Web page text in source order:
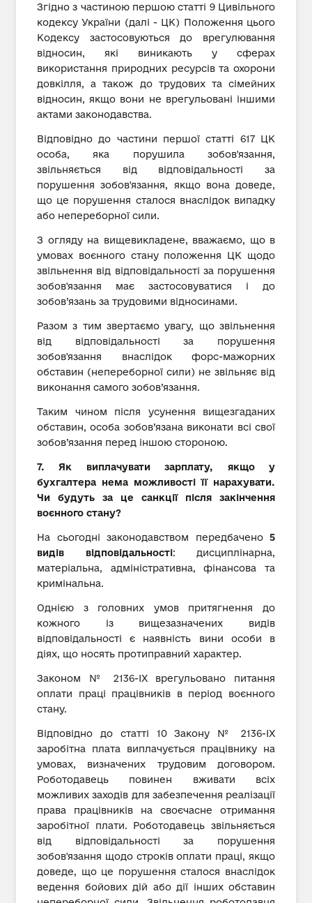
Згідно з частиною першою статті 9 Цивільного
кодексу України (далі - ЦК) Положення цього
Кодексу застосовуються до врегулювання
відносин, які виникають у сферах
використання природних ресурсів та охорони
довкілля, а також до трудових та сімейних
відносин, якщо вони не врегульовані іншими
актами законодавства.
Відповідно до частини першої статті 617 ЦК
особа, яка порушила зобов'язання,
звільняється від відповідальності за
порушення зобов'язання, якщо вона доведе,
що це порушення сталося внаслідок випадку
або непереборної сили.
З огляду на вищевикладене, вважаємо, що в
умовах воєнного стану положення ЦК щодо
звільнення від відповідальності за порушення
зобов'язання має застосовуватися і до
зобов’язань за трудовими відносинами.
Разом з тим звертаємо увагу, що звільнення
від відповідальності за порушення
зобов'язання внаслідок форс-мажорних
обставин (непереборної сили) не звільняє від
виконання самого зобов’язання.
Таким чином після усунення вищезгаданих
обставин, особа зобов’язана виконати всі свої
зобов’язання перед іншою стороною.
7. Як виплачувати зарплату, якщо у
бухгалтера нема можливості її нарахувати.
Чи будуть за це санкції після закінчення
воєнного стану?
На сьогодні законодавством передбачено 5
видів відповідальності: дисциплінарна,
матеріальна, адміністративна, фінансова та
кримінальна.
Однією з головних умов притягнення до
кожного із вищезазначених видів
відповідальності є наявність вини особи в
діях, що носять протиправний характер.
Законом № 2136-ІХ врегульовано питання
оплати праці працівників в період воєнного
стану.
Відповідно до статті 10 Закону № 2136-ІХ
заробітна плата виплачується працівнику на
умовах, визначених трудовим договором.
Роботодавець повинен вживати всіх
можливих заходів для забезпечення реалізації
права працівників на своєчасне отримання
заробітної плати. Роботодавець звільняється
від відповідальності за порушення
зобов'язання щодо строків оплати праці, якщо
доведе, що це порушення сталося внаслідок
ведення бойових дій або дії інших обставин